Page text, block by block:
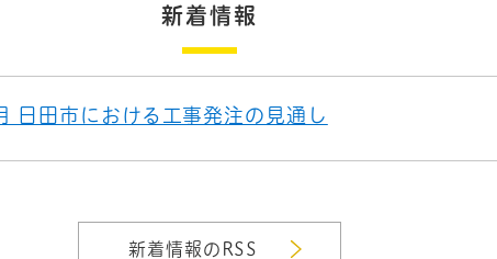
新着情報
日田市における工事発注の見通し
新着情報のRSS